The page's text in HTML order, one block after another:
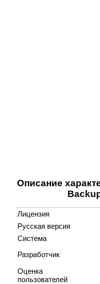
Описание
Лицензия
Русская версия
Система
Разработчик
Оценка
пользователей